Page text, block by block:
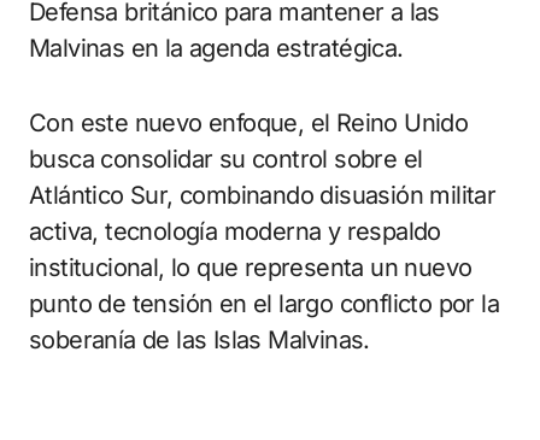
Defensa británico para mantener a las
Malvinas en la agenda estratégica.
Con este nuevo enfoque, el Reino Unido
busca consolidar su control sobre el
Atlántico Sur, combinando disuasión militar
activa, tecnología moderna y respaldo
institucional, lo que representa un nuevo
punto de tensión en el largo conflicto por la
soberanía de las Islas Malvinas.